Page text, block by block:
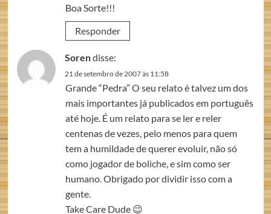
Boa Sorte!!!
Responder
Sorendisse:
21 de setembro de 2007 às 11:58
Grande “Pedra” O seu relato é talvez um dos
mais importantes já publicados em português
até hoje. É um relato para se ler e reler
centenas de vezes, pelo menos para quem
tem a humildade de querer evoluir, não só
como jogador de boliche, e sim como ser
humano. Obrigado por dividir isso com a
gente.
Take Care Dude 😉